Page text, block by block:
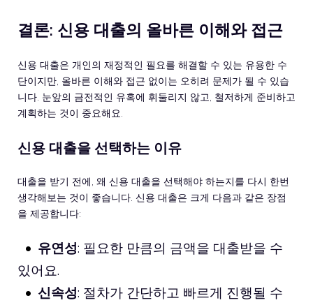
결론: 신용 대출의 올바른 이해와 접근
신용 대출은 개인의 재정적인 필요를 해결할 수 있는 유용한 수
단이지만, 올바른 이해와 접근 없이는 오히려 문제가 될 수 있습
니다. 눈앞의 금전적인 유혹에 휘둘리지 않고, 철저하게 준비하고
계획하는 것이 중요해요.
신용 대출을 선택하는 이유
대출을 받기 전에, 왜 신용 대출을 선택해야 하는지를 다시 한번
생각해보는 것이 좋습니다. 신용 대출은 크게 다음과 같은 장점
을 제공합니다:
유연성: 필요한 만큼의 금액을 대출받을 수
있어요.
신속성: 절차가 간단하고 빠르게 진행될 수